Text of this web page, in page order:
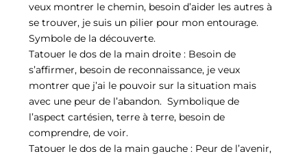
veux montrer le chemin, besoin d’aider les autres à
se trouver, je suis un pilier pour mon entourage.
Symbole de la découverte.
Tatouer le dos de la main droite : Besoin de
s’affirmer, besoin de reconnaissance, je veux
montrer que j’ai le pouvoir sur la situation mais
avec une peur de l’abandon. Symbolique de
l’aspect cartésien, terre à terre, besoin de
comprendre, de voir.
Tatouer le dos de la main gauche : Peur de l’avenir,